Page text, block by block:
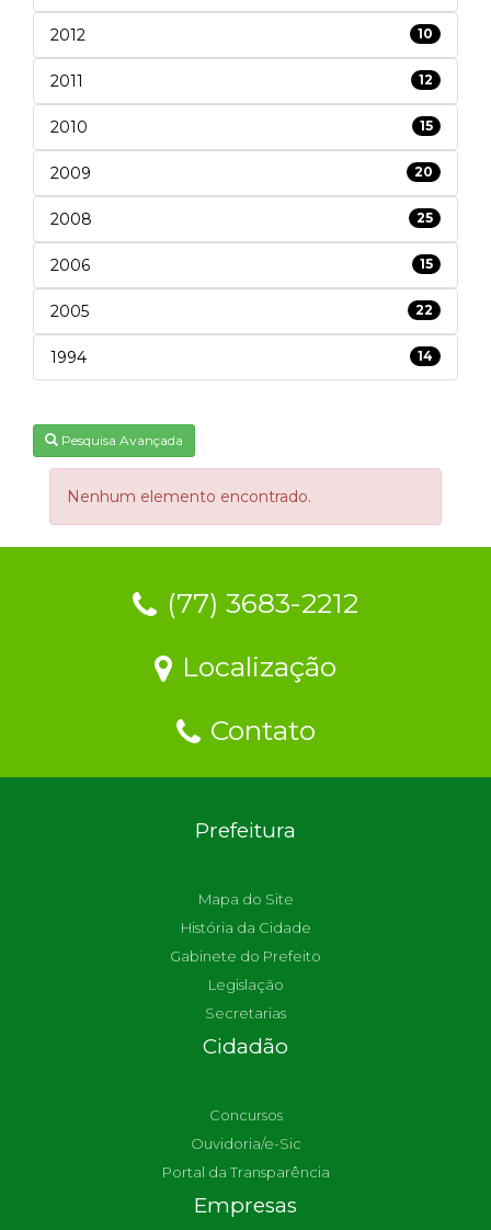
2012 10
2011 12
2010 15
2009 20
2008 25
2006 15
2005 22
1994 14
Pesquisa Avançada
Nenhum elemento encontrado.
(77) 3683-2212
Localização
Contato
Prefeitura
Mapa do Site
História da Cidade
Gabinete do Prefeito
Legislação
Secretarias
Cidadão
Concursos
Ouvidoria/e-Sic
Portal da Transparência
Empresas